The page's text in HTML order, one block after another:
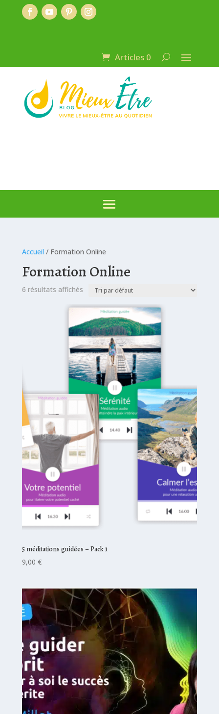
Articles 0
Accueil / Formation Online
Formation Online
6 résultats affichés
5 méditations guidées – Pack 1
9,00 €